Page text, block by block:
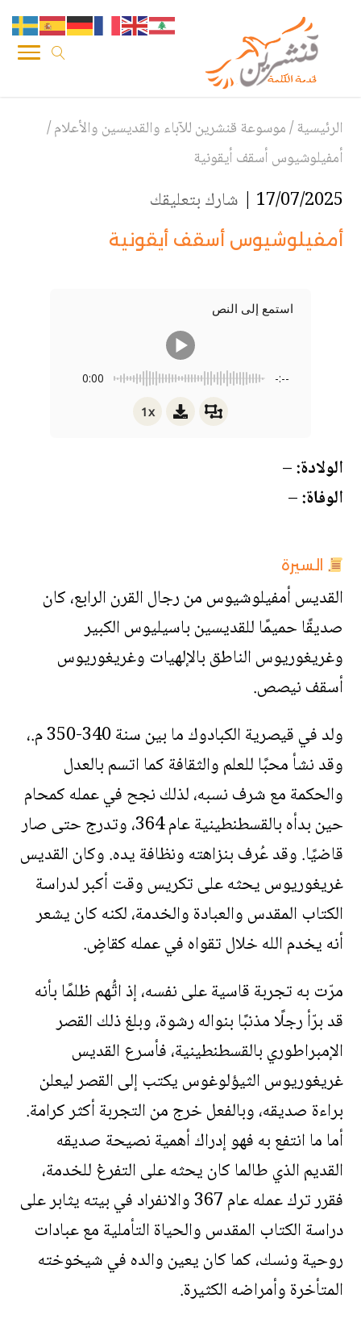
الرئيسية/موسوعة قنشرين للآباء والقديسين والأعلام/
أمفيلوشيوس أسقف أيقونية
17/07/2025 | شارك بتعليقك
أمفيلوشيوس أسقف أيقونية
استمع إلى النص
0:00 -:--
1x
الولادة:–
الوفاة:–
السيرة
القديس أمفيلوشيوس من رجال القرن الرابع، كان
صديقًا حميمًا للقديسين باسيليوس الكبير
وغريغوريوس الناطق بالإلهيات وغريغوريوس
أسقف نيصص.
ولد في قيصرية الكبادوك ما بين سنة 340-350 م.،
وقد نشأ محبًا للعلم والثقافة كما اتسم بالعدل
والحكمة مع شرف نسبه، لذلك نجح في عمله كمحام
حين بدأه بالقسطنطينية عام 364، وتدرج حتى صار
قاضيًا. وقد عُرف بنزاهته ونظافة يده. وكان القديس
غريغوريوس يحثه على تكريس وقت أكبر لدراسة
الكتاب المقدس والعبادة والخدمة، لكنه كان يشعر
أنه يخدم الله خلال تقواه في عمله كقاضٍ.
مرّت به تجربة قاسية على نفسه، إذ اتُّهم ظلمًا بأنه
قد برّأ رجلًا مذنبًا بنواله رشوة، وبلغ ذلك القصر
الإمبراطوري بالقسطنطينية، فأسرع القديس
غريغوريوس الثيؤلوغوس يكتب إلى القصر ليعلن
براءة صديقه، وبالفعل خرج من التجربة أكثر كرامة.
أما ما انتفع به فهو إدراك أهمية نصيحة صديقه
القديم الذي طالما كان يحثه على التفرغ للخدمة،
فقرر ترك عمله عام 367 والانفراد في بيته يثابر على
دراسة الكتاب المقدس والحياة التأملية مع عبادات
روحية ونسك، كما كان يعين والده في شيخوخته
المتأخرة وأمراضه الكثيرة.